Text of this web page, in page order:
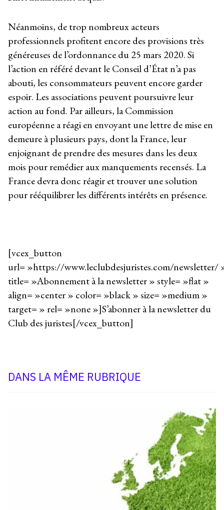
Néanmoins, de trop nombreux acteurs
professionnels profitent encore des provisions très
généreuses de l’ordonnance du 25 mars 2020. Si
l’action en référé devant le Conseil d’État n’a pas
abouti, les consommateurs peuvent encore garder
espoir. Les associations peuvent poursuivre leur
action au fond. Par ailleurs, la Commission
européenne a réagi en envoyant une lettre de mise en
demeure à plusieurs pays, dont la France, leur
enjoignant de prendre des mesures dans les deux
mois pour remédier aux manquements recensés. La
France devra donc réagir et trouver une solution
pour rééquilibrer les différents intérêts en présence.
[vcex_button
url= »https://www.leclubdesjuristes.com/newsletter/
title= »Abonnement à la newsletter » style= »flat »
align= »center » color= »black » size= »medium »
target= » rel= »none »]S’abonner à la newsletter du
Club des juristes[/vcex_button]
DANS LA MÊME RUBRIQUE